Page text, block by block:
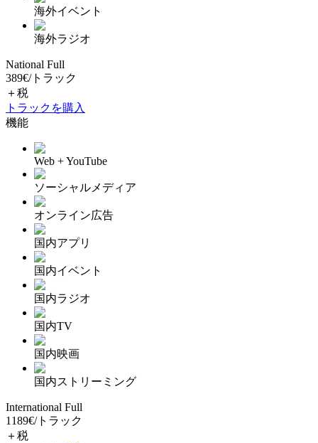
海外イベント
海外ラジオ
National Full
389€/トラック
＋税
トラックを購入
機能
Web + YouTube
ソーシャルメディア
オンライン広告
国内アプリ
国内イベント
国内ラジオ
国内TV
国内映画
国内ストリーミング
International Full
1189€/トラック
＋税